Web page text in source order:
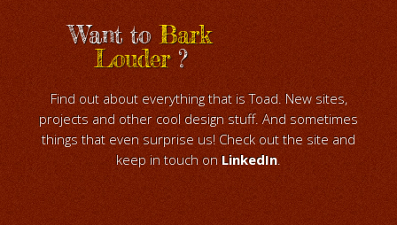
Want toBark
Louder?
Find out about everything that is Toad. New sites,
projects and other cool design stuff. And sometimes
things that even surprise us! Check out the site and
keep in touch on LinkedIn.